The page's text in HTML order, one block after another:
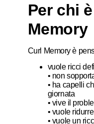
Per chi
Memory
Curl Memory è
vuole ricci
• non
• ha capelli
giornata
• vive il
• vuole
• vuole un